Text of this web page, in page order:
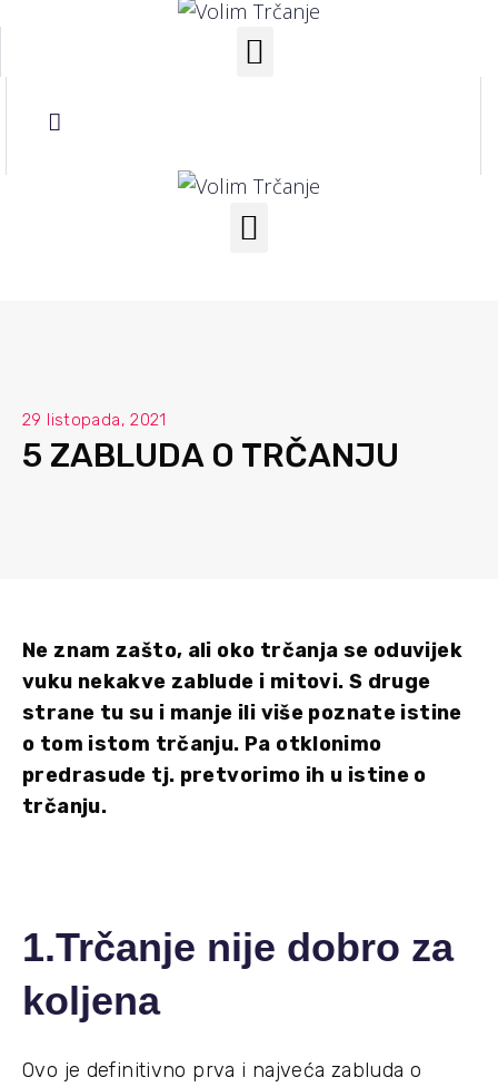
29 listopada, 2021
5 ZABLUDA O TRČANJU
Ne znam zašto, ali oko trčanja se oduvijek
vuku nekakve zablude i mitovi. S druge
strane tu su i manje ili više poznate istine
o tom istom trčanju. Pa otklonimo
predrasude tj. pretvorimo ih u istine o
trčanju.
1.Trčanje nije dobro za
koljena
Ovo je definitivno prva i najveća zabluda o